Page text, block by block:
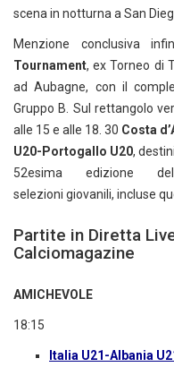
scena in notturna a San
Menzione conclusiva
Tournament, ex Torneo di
ad Aubagne, con il
Gruppo B. Sul rettangolo
alle 15 e alle 18. 30 Costa
U20-Portogallo U20,
52esima edizione
selezioni giovanili, incluse
Partite in Diretta
Calciomagazine
AMICHEVOLE
18:15
Italia U21-Albania